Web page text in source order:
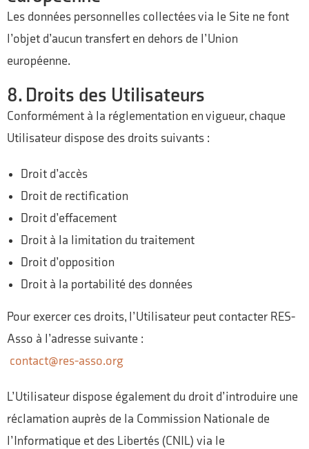
Les données personnelles collectées via le Site ne font
l’objet d’aucun transfert en dehors de l’Union
européenne.
8. Droits des Utilisateurs
Conformément à la réglementation en vigueur, chaque
Utilisateur dispose des droits suivants :
Droit d’accès
Droit de rectification
Droit d’effacement
Droit à la limitation du traitement
Droit d’opposition
Droit à la portabilité des données
Pour exercer ces droits, l’Utilisateur peut contacter RES-
Asso à l’adresse suivante :
contact@res-asso.org
L’Utilisateur dispose également du droit d’introduire une
réclamation auprès de la Commission Nationale de
l’Informatique et des Libertés (CNIL) via le